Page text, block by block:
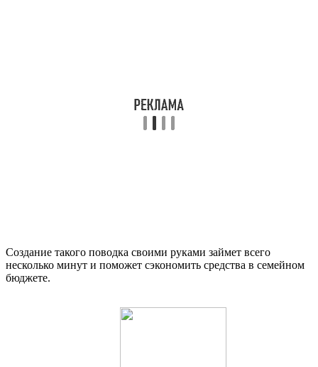
Создание такого поводка своими руками займет всего
несколько минут и поможет сэкономить средства в семейном
бюджете.